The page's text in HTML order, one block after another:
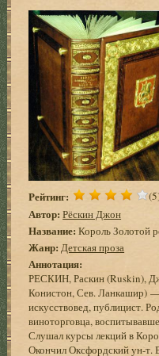
Рейтинг:
Автор: Рёскин Джон
Название: Король Золотой
Жанр: Детская проза
Аннотация:
РЕСКИН, Раскин (Ruskin),
Конистон, Сев. Ланкашир) —
искусствовед, публицист.
виноторговца,
Слушал курсы лекций в
Окончил Оксфордский ун-т.